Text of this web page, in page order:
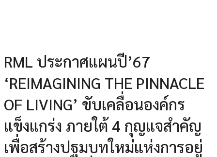
RML ประกาศแผนปี’67
‘REIMAGINING THE PINNACLE
OF LIVING’ ขับเคลื่อนองค์กร
แข็งแกร่ง ภายใต้ 4 กุญแจสำคัญ
เพื่อสร้างปฐมบทใหม่แห่งการอยู่